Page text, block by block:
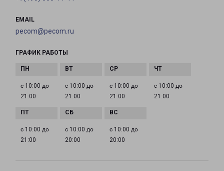
EMAIL
pecom@pecom.ru
ГРАФИК РАБОТЫ
с 10:00 до
21:00
с 10:00 до
21:00
с 10:00 до
21:00
с 10:00 до
21:00
с 10:00 до
21:00
с 10:00 до
20:00
с 10:00 до
20:00